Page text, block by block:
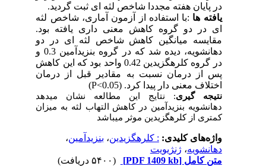
در پایان هفته مجددا شاخص لثه ای ثبت گردید.
یافته ها :با استفاده از آزمون آماری، شاخص لثه
ای در دو گروه کاهش معنی داری یافته بود.
مقایسه میانگین کاهش شاخص لثه ای در دو
دهانشویه، دیده شد که در گروه بنزیدآمین 0.3 و
در گروه کلرهگزیدین 0.42 واحد بود که این کاهش
پس از درمان نسبت به مقادیر قبل از درمان
اختلاف معنی دار پیدا کرد. (P<0.05
)
نتیجه گیری: نتایج این مطالعه نشان میدهد
دهانشویه بنزیدآمین در کاهش التهاب لثه به میزان
کمتری از کلرهگزیدین موثر میباشد
واژه‌های کلیدی:: کلرهگزیدین،بنزیدآمین،
دهانشویه،ژنژیویت
متن کامل[PDF 1409 kb]